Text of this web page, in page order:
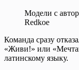
Модели с
Redkoe
Команда сразу
«Живи!» или
латинскому языку.